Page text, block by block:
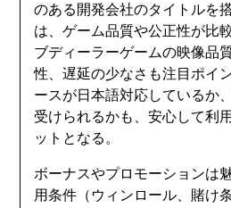
のある開発会社のタイトルを
は、ゲーム品質や公正性が比
ブディーラーゲームの映像品
性、遅延の少なさも注目ポイ
ースが日本語対応しているか
受けられるかも、安心して利
ットとなる。
ボーナスやプロモーションは
用条件（ウィンロール、賭け